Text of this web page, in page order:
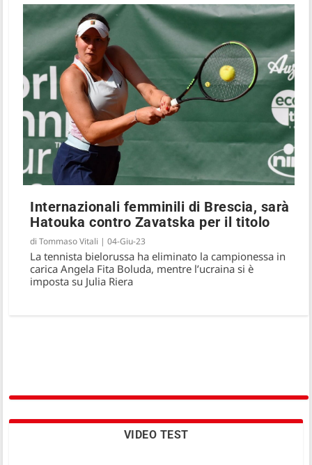
Internazionali femminili di Brescia, sarà
Hatouka contro Zavatska per il titolo
diTommaso Vitali |04-Giu-23
La tennista bielorussa ha eliminato la campionessa in
carica Angela Fita Boluda, mentre l’ucraina si è
imposta su Julia Riera
VIDEO TEST